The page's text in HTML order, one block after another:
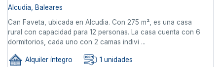
Alcudia, Baleares
Can Faveta, ubicada en Alcudia. Con 275 m², es una casa
rural con capacidad para 12 personas. La casa cuenta con 6
dormitorios, cada uno con 2 camas indivi ...
Alquiler íntegro 1 unidades